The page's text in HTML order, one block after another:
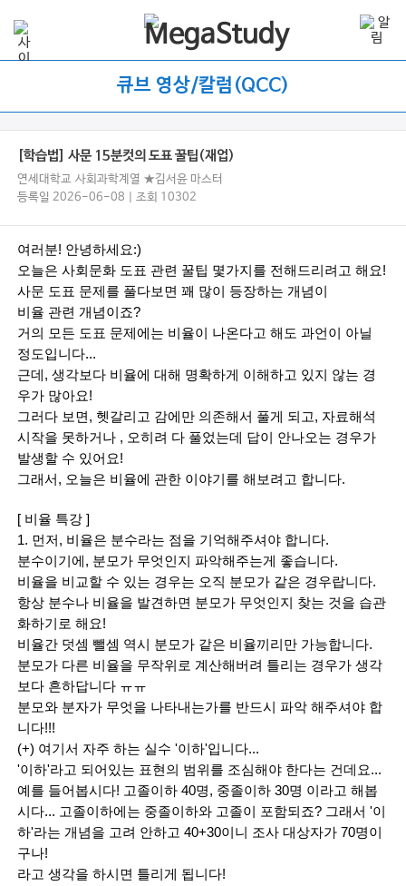
큐브 영상/칼럼(QCC)
[학습법] 사문 15분컷의 도표 꿀팁(재업)
연세대학교 사회과학계열 ★김서윤 마스터
등록일 2026-06-08 | 조회 10302
여러분! 안녕하세요:)
오늘은 사회문화 도표 관련 꿀팁 몇가지를 전해드리려고 해요!
사문 도표 문제를 풀다보면 꽤 많이 등장하는 개념이
비율 관련 개념이죠?
거의 모든 도표 문제에는 비율이 나온다고 해도 과언이 아닐
정도입니다...
근데, 생각보다 비율에 대해 명확하게 이해하고 있지 않는 경
우가 많아요!
그러다 보면, 헷갈리고 감에만 의존해서 풀게 되고, 자료해석
시작을 못하거나 , 오히려 다 풀었는데 답이 안나오는 경우가
발생할 수 있어요!
그래서, 오늘은 비율에 관한 이야기를 해보려고 합니다.
[ 비율 특강 ]
1. 먼저, 비율은 분수라는 점을 기억해주셔야 합니다.
분수이기에, 분모가 무엇인지 파악해주는게 좋습니다.
비율을 비교할 수 있는 경우는 오직 분모가 같은 경우랍니다.
항상 분수나 비율을 발견하면 분모가 무엇인지 찾는 것을 습관
화하기로 해요!
비율간 덧셈 뺄셈 역시 분모가 같은 비율끼리만 가능합니다.
분모가 다른 비율을 무작위로 계산해버려 틀리는 경우가 생각
보다 흔하답니다 ㅠㅠ
분모와 분자가 무엇을 나타내는가를 반드시 파악 해주셔야 합
니다!!!
(+) 여기서 자주 하는 실수 '이하'입니다...
'이하'라고 되어있는 표현의 범위를 조심해야 한다는 건데요...
예를 들어봅시다! 고졸이하 40명, 중졸이하 30명 이라고 해봅
시다... 고졸이하에는 중졸이하와 고졸이 포함되죠? 그래서 '이
하'라는 개념을 고려 안하고 40+30이니 조사 대상자가 70명이
구나!
라고 생각을 하시면 틀리게 됩니다!